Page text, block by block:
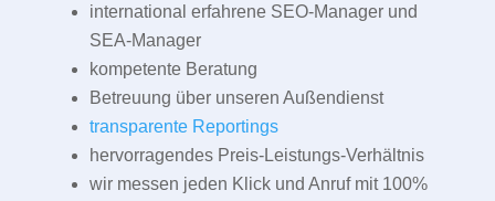
international erfahrene SEO-Manager und
SEA-Manager
kompetente Beratung
Betreuung über unseren Außendienst
transparente Reportings
hervorragendes Preis-Leistungs-Verhältnis
wir messen jeden Klick und Anruf mit 100%